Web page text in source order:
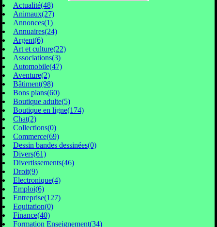
Actualité(48)
Animaux(27)
Annonces(1)
Annuaires(24)
Argent(6)
Art et culture(22)
Associations(3)
Automobile(47)
Aventure(2)
Bâtiment(98)
Bons plans(60)
Boutique adulte(5)
Boutique en ligne(174)
Chat(2)
Collections(0)
Commerce(69)
Dessin bandes dessinées(0)
Divers(61)
Divertissements(46)
Droit(9)
Electronique(4)
Emploi(6)
Entreprise(127)
Equitation(0)
Finance(40)
Formation Enseignement(34)